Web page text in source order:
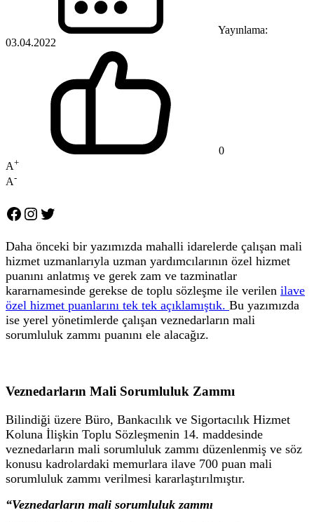
Yayınlama:
03.04.2022
0
A+
A-
Facebook
Instagram
Twitter
Daha önceki bir yazımızda mahalli idarelerde çalışan mali
hizmet uzmanlarıyla uzman yardımcılarının özel hizmet
puanını anlatmış ve gerek zam ve tazminatlar
kararnamesinde gerekse de toplu sözleşme ile verilen ilave
özel hizmet puanlarını tek tek açıklamıştık. Bu yazımızda
ise yerel yönetimlerde çalışan veznedarların mali
sorumluluk zammı puanını ele alacağız.
Veznedarların Mali Sorumluluk Zammı
Bilindiği üzere Büro, Bankacılık ve Sigortacılık Hizmet
Koluna İlişkin Toplu Sözleşmenin 14. maddesinde
veznedarların mali sorumluluk zammı düzenlenmiş ve söz
konusu kadrolardaki memurlara ilave 700 puan mali
sorumluluk zammı verilmesi kararlaştırılmıştır.
“Veznedarların mali sorumluluk zammı